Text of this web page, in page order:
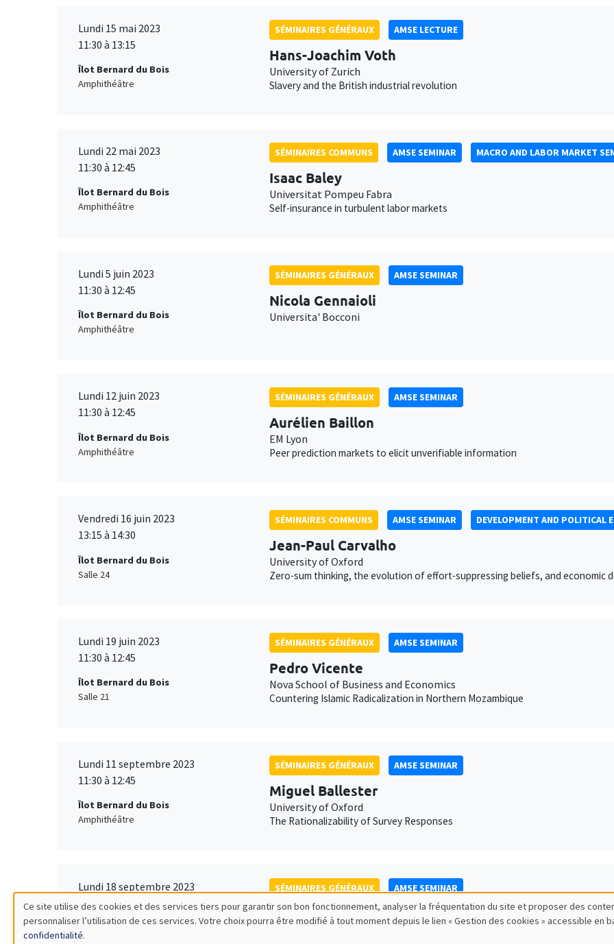
Lundi 15 mai 2023
11:30 à 13:15
Îlot Bernard du Bois
Amphithéâtre
SÉMINAIRES GÉNÉRAUX AMSE LECTURE
Hans-Joachim Voth
University of Zurich
Slavery and the British industrial revolution
Lundi 22 mai 2023
11:30 à 12:45
Îlot Bernard du Bois
Amphithéâtre
SÉMINAIRES COMMUNS AMSE SEMINAR MACRO AND LABOR MARKET
Isaac Baley
Universitat Pompeu Fabra
Self-insurance in turbulent labor markets
Lundi 5 juin 2023
11:30 à 12:45
Îlot Bernard du Bois
Amphithéâtre
SÉMINAIRES GÉNÉRAUX AMSE SEMINAR
Nicola Gennaioli
Universita' Bocconi
Lundi 12 juin 2023
11:30 à 12:45
Îlot Bernard du Bois
Amphithéâtre
SÉMINAIRES GÉNÉRAUX AMSE SEMINAR
Aurélien Baillon
EM Lyon
Peer prediction markets to elicit unverifiable information
Vendredi 16 juin 2023
13:15 à 14:30
Îlot Bernard du Bois
Salle 24
SÉMINAIRES COMMUNS AMSE SEMINAR DEVELOPMENT AND POLITICAL
Jean-Paul Carvalho
University of Oxford
Zero-sum thinking, the evolution of effort-suppressing beliefs, and economic
Lundi 19 juin 2023
11:30 à 12:45
Îlot Bernard du Bois
Salle 21
SÉMINAIRES GÉNÉRAUX AMSE SEMINAR
Pedro Vicente
Nova School of Business and Economics
Countering Islamic Radicalization in Northern Mozambique
Lundi 11 septembre 2023
11:30 à 12:45
Îlot Bernard du Bois
Amphithéâtre
SÉMINAIRES GÉNÉRAUX AMSE SEMINAR
Miguel Ballester
University of Oxford
The Rationalizability of Survey Responses
Lundi 18 septembre 2023
11:30 à 12:45
Îlot Bernard du Bois
SÉMINAIRES GÉNÉRAUX AMSE SEMINAR
Alexander Michaelides
Utilisation
Ce site utilise des cookies et des services tiers pour garantir son bon fonctionnement, analyser la fréquentation du site et proposer des
personnaliser l’utilisation de ces services. Votre choix pourra être modifié à tout moment depuis le lien « Gestion des cookies » accessible en
confidentialité.